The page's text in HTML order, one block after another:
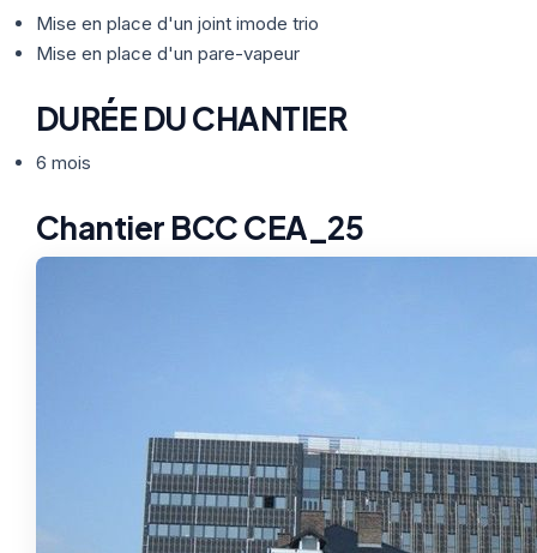
Mise en place d'un joint imode trio
Mise en place d'un pare-vapeur
DURÉE DU CHANTIER
6 mois
Chantier BCC CEA_25